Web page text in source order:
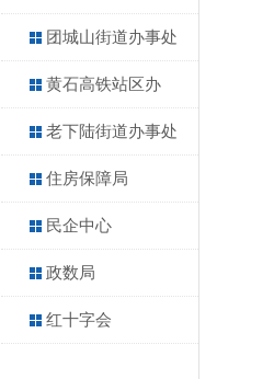
团城山街道办事处
黄石高铁站区办
老下陆街道办事处
住房保障局
民企中心
政数局
红十字会